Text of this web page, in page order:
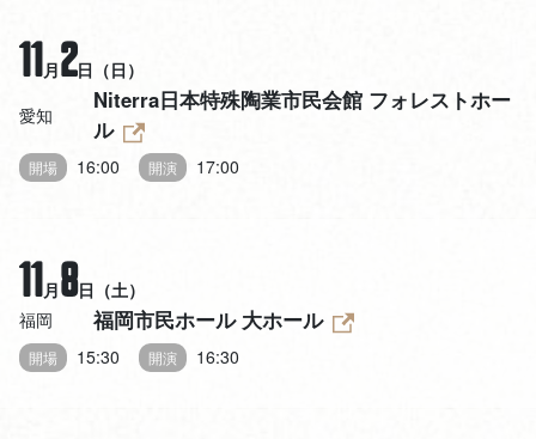
11 月2日（日）
愛知
Niterra日本特殊陶業市民会館 フォレストホー
ル
開場 16:00 開演 17:00
11 月8日（土）
福岡
福岡市民ホール 大ホール
開場 15:30 開演 16:30